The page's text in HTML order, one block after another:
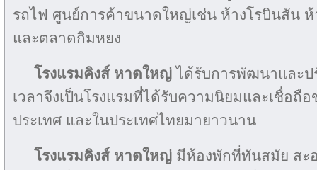
รถไฟ ศูนย์การค้าขนาดใหญ่เช่น ห้างโรบินสัน
และตลาดกิมหยง
โรงแรมคิงส์ หาดใหญ่ ได้รับการพัฒนาและ
เวลาจึงเป็นโรงแรมที่ได้รับความนิยมและเชื่อถื
ประเทศ และในประเทศไทยมายาวนาน
โรงแรมคิงส์ หาดใหญ่ มีห้องพักที่ทันสมัย สะ